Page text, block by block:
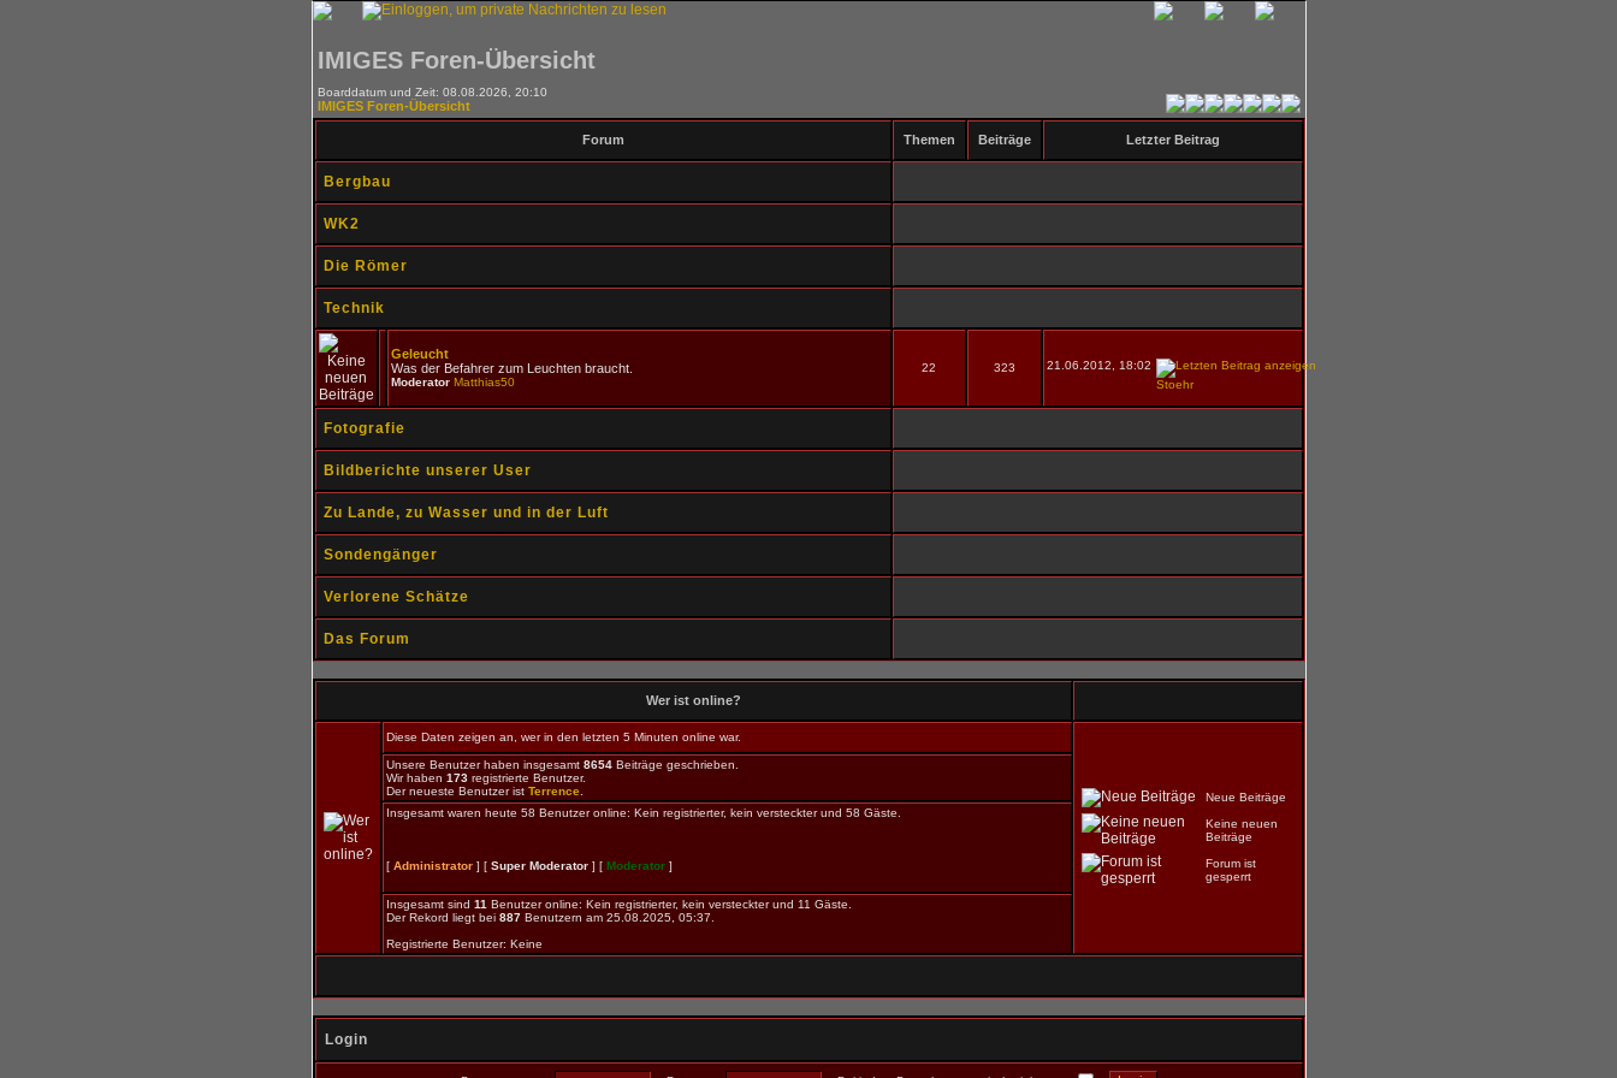
IMIGES Foren-Übersicht
Boarddatum und Zeit: 08.08.2026, 20:10
IMIGES Foren-Übersicht
Forum Themen Beiträge Letzter Beitrag
Bergbau
WK2
Die Römer
Technik
Geleucht
Was der Befahrer zum Leuchten braucht.
Moderator Matthias50
22 323
21.06.2012, 18:02
Stoehr
Fotografie
Bildberichte unserer User
Zu Lande, zu Wasser und in der Luft
Sondengänger
Verlorene Schätze
Das Forum
Wer ist online?
Diese Daten zeigen an, wer in den letzten 5 Minuten online war.
Neue Beiträge
Keine neuen
Beiträge
Forum ist
gesperrt
Unsere Benutzer haben insgesamt 8654Beiträge geschrieben.
Wir haben 173registrierte Benutzer.
Der neueste Benutzer ist Terrence.
Insgesamt waren heute 58 Benutzer online: Kein registrierter, kein versteckter und 58 Gäste.
[ Administrator] [ Super Moderator] [ Moderator]
Insgesamt sind 11 Benutzer online: Kein registrierter, kein versteckter und 11 Gäste.
Der Rekord liegt bei 887Benutzern am 25.08.2025, 05:37.
Registrierte Benutzer: Keine
Login